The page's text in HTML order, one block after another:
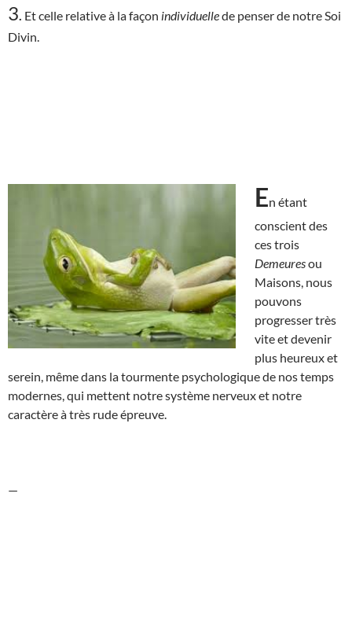
3 Et celle relative à la façon individuellede penser de notre Soi
Divin.
En étant
conscient des
ces trois
Demeuresou
Maisons, nous
pouvons
progresser très
vite et devenir
plus heureux et
serein, même dans la tourmente psychologique de nos temps
modernes, qui mettent notre système nerveux et notre
caractère à très rude épreuve.
—